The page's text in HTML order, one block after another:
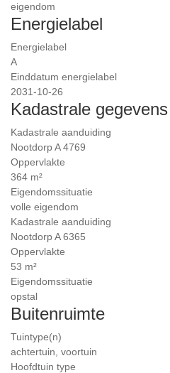
eigendom
Energielabel
Energielabel
A
Einddatum energielabel
2031-10-26
Kadastrale gegevens
Kadastrale aanduiding
Nootdorp A 4769
Oppervlakte
364 m²
Eigendomssituatie
volle eigendom
Kadastrale aanduiding
Nootdorp A 6365
Oppervlakte
53 m²
Eigendomssituatie
opstal
Buitenruimte
Tuintype(n)
achtertuin, voortuin
Hoofdtuin type